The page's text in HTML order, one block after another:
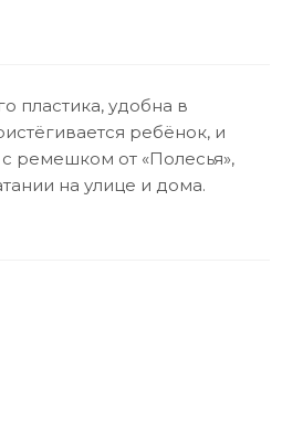
пластика, удобна в
ребёнок, и
ремешком от «Полесья»,
на улице и дома.